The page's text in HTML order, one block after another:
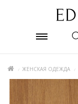
ЖЕНСКАЯ ОДЕЖДА